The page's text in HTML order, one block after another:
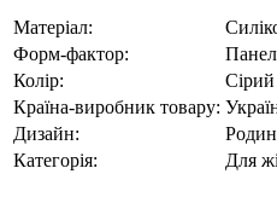
Матеріал:
Форм-фактор:
Колір:
Сірий
Країна-виробник товару:
Дизайн:
Категорія:
Для